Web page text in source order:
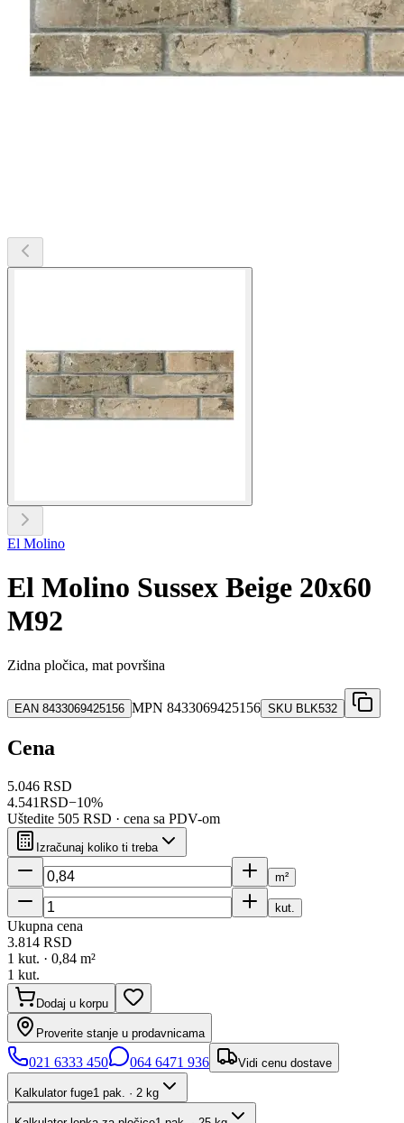
El Molino
El Molino Sussex Beige 20x60
M92
Zidna pločica, mat površina
EAN 8433069425156 MPN 8433069425156 SKU BLK532
Cena
5.046 RSD
4.541RSD−10%
Uštedite 505 RSD · cena sa PDV-om
Izračunaj koliko ti treba
m²
kut.
Ukupna cena
3.814 RSD
1 kut. · 0,84 m²
1 kut.
Dodaj u korpu
Proverite stanje u prodavnicama
021 6333 450 064 6471 936 Vidi cenu dostave
Kalkulator fuge1 pak. · 2 kg